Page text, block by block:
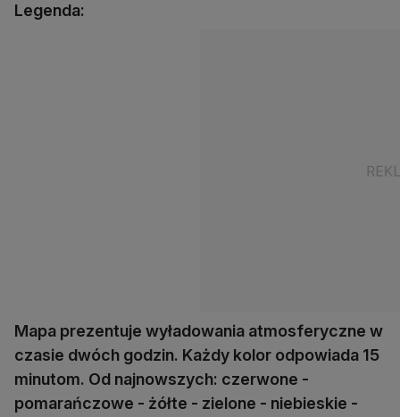
Legenda:
Mapa prezentuje wyładowania atmosferyczne w
czasie dwóch godzin. Każdy kolor odpowiada 15
minutom. Od najnowszych: czerwone -
pomarańczowe - żółte - zielone - niebieskie -